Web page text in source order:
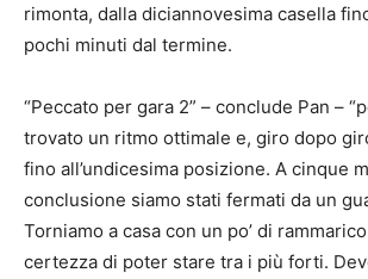
rimonta, dalla diciannovesima casella
pochi minuti dal termine.
“Peccato per gara 2” – conclude Pan –
trovato un ritmo ottimale e, giro dopo
fino all’undicesima posizione. A cinque
conclusione siamo stati fermati da un
Torniamo a casa con un po’ di
certezza di poter stare tra i più forti.